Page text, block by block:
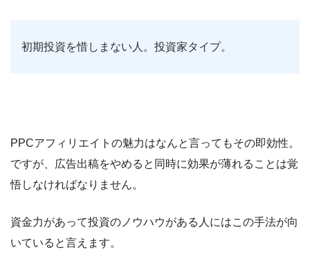
初期投資を惜しまない人。投資家タイプ。
PPCアフィリエイトの魅力はなんと言ってもその即効性。
ですが、広告出稿をやめると同時に効果が薄れることは覚
悟しなければなりません。
資金力があって投資のノウハウがある人にはこの手法が向
いていると言えます。